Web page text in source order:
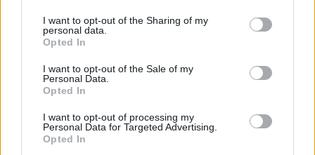
I want to opt-out of the Sharing of my
personal data.
Opted In
I want to opt-out of the Sale of my
Personal Data.
Opted In
I want to opt-out of processing my
Personal Data for Targeted Advertising.
Opted In